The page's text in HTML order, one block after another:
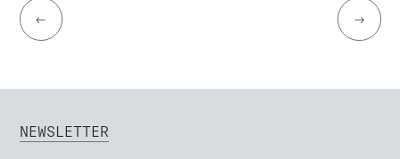
← →
NEWSLETTER